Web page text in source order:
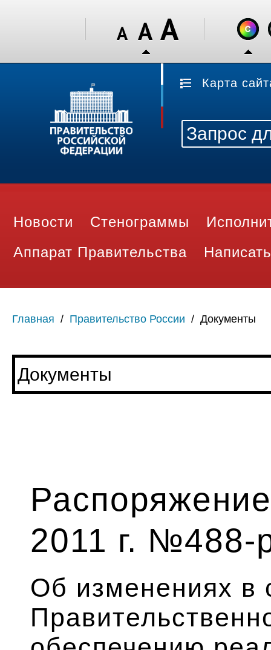
Карта
Новости Стенограммы
Аппарат Правительства
Главная / Правительство России / Документы
2011 г. №488-
Об изменениях в